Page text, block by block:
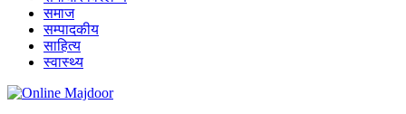
समाज
सम्पादकीय
साहित्य
स्वास्थ्य